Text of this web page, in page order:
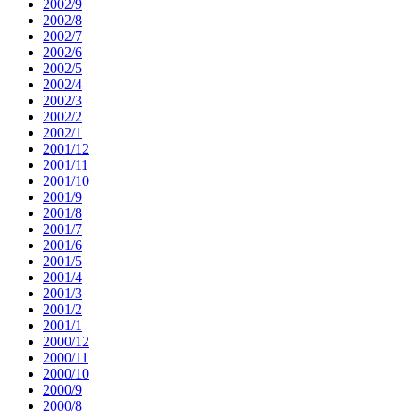
2002/9
2002/8
2002/7
2002/6
2002/5
2002/4
2002/3
2002/2
2002/1
2001/12
2001/11
2001/10
2001/9
2001/8
2001/7
2001/6
2001/5
2001/4
2001/3
2001/2
2001/1
2000/12
2000/11
2000/10
2000/9
2000/8